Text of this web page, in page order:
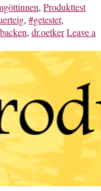
, Produkttest
, #getestet,
, dr.oetkerLeave a